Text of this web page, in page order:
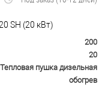
SH (20 кВт)
200
20
Тепловая пушка дизельная
обогрев